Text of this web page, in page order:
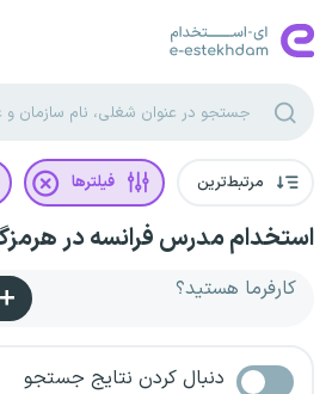
مرتبط‌ترین فیلترها
استخدام مدرس فرانسه در
کارفرما هستید؟
دنبال کردن نتایج جستجو